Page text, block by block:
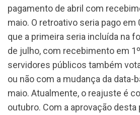
pagamento de abril com
maio. O retroativo seria pago em
que a primeira seria incluída na
de julho, com recebimento em
servidores públicos também
ou não com a mudança da data-
maio. Atualmente, o reajuste é
outubro. Com a aprovação desta